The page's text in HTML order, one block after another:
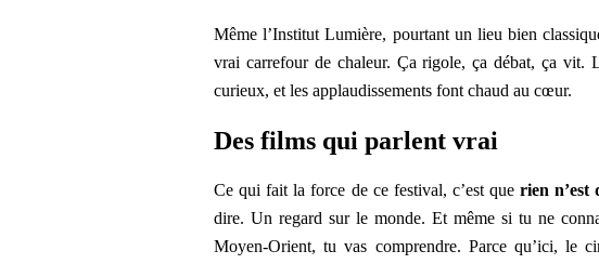
Même l’Institut Lumière, pourtant un lieu bien
vrai carrefour de chaleur. Ça rigole, ça débat, ça vit.
curieux, et les applaudissements font chaud au cœur.
Des films qui parlent vrai
Ce qui fait la force de ce festival, c’est que rien n’est
dire. Un regard sur le monde. Et même si tu ne
Moyen-Orient, tu vas comprendre. Parce qu’ici, le